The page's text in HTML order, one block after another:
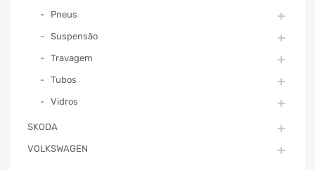
Pneus
Suspensão
Travagem
Tubos
Vidros
SKODA
VOLKSWAGEN